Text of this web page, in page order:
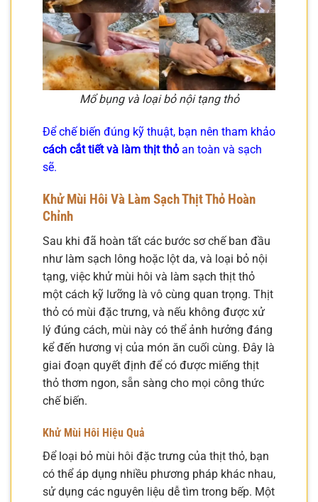
Mổ bụng và loại bỏ nội tạng thỏ
Để chế biến đúng kỹ thuật, bạn nên tham khảo
cách cắt tiết và làm thịt thỏ an toàn và sạch
sẽ.
Khử Mùi Hôi Và Làm Sạch Thịt Thỏ Hoàn
Chỉnh
Sau khi đã hoàn tất các bước sơ chế ban đầu
như làm sạch lông hoặc lột da, và loại bỏ nội
tạng, việc khử mùi hôi và làm sạch thịt thỏ
một cách kỹ lưỡng là vô cùng quan trọng. Thịt
thỏ có mùi đặc trưng, và nếu không được xử
lý đúng cách, mùi này có thể ảnh hưởng đáng
kể đến hương vị của món ăn cuối cùng. Đây là
giai đoạn quyết định để có được miếng thịt
thỏ thơm ngon, sẵn sàng cho mọi công thức
chế biến.
Khử Mùi Hôi Hiệu Quả
Để loại bỏ mùi hôi đặc trưng của thịt thỏ, bạn
có thể áp dụng nhiều phương pháp khác nhau,
sử dụng các nguyên liệu dễ tìm trong bếp. Một